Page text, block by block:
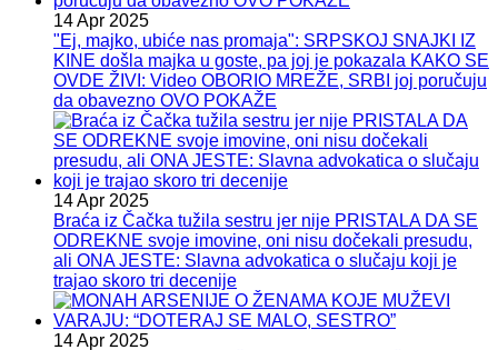
14 Apr 2025
"Ej, majko, ubiće nas promaja": SRPSKOJ SNAJKI IZ
KINE došla majka u goste, pa joj je pokazala KAKO SE
OVDE ŽIVI: Video OBORIO MREŽE, SRBI joj poručuju
da obavezno OVO POKAŽE
14 Apr 2025
Braća iz Čačka tužila sestru jer nije PRISTALA DA SE
ODREKNE svoje imovine, oni nisu dočekali presudu,
ali ONA JESTE: Slavna advokatica o slučaju koji je
trajao skoro tri decenije
14 Apr 2025